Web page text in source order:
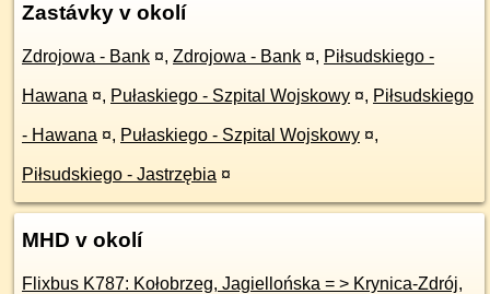
Zastávky v okolí
Zdrojowa - Bank ¤, Zdrojowa - Bank ¤, Piłsudskiego -
Hawana ¤, Pułaskiego - Szpital Wojskowy ¤, Piłsudskiego
- Hawana ¤, Pułaskiego - Szpital Wojskowy ¤,
Piłsudskiego - Jastrzębia ¤
MHD v okolí
Flixbus K787: Kołobrzeg, Jagiellońska = > Krynica-Zdrój,